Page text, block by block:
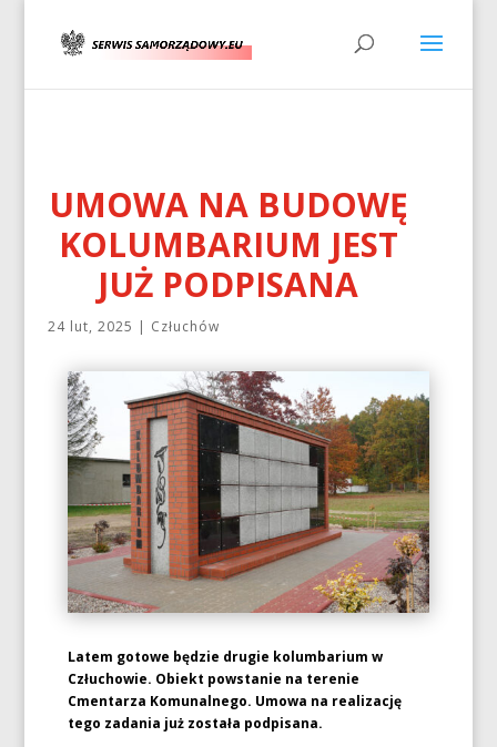
UMOWA NA BUDOWĘ
KOLUMBARIUM JEST
JUŻ PODPISANA
24 lut, 2025 | Człuchów
Latem gotowe będzie drugie kolumbarium w
Człuchowie. Obiekt powstanie na terenie
Cmentarza Komunalnego. Umowa na realizację
tego zadania już została podpisana.